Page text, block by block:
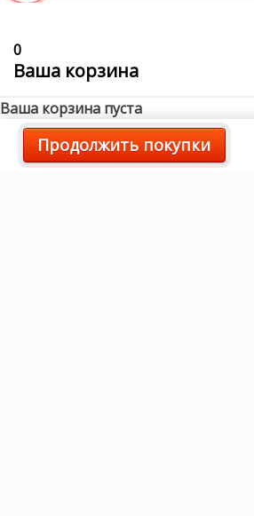
0
Ваша корзина
Ваша корзина пуста
Продолжить покупки